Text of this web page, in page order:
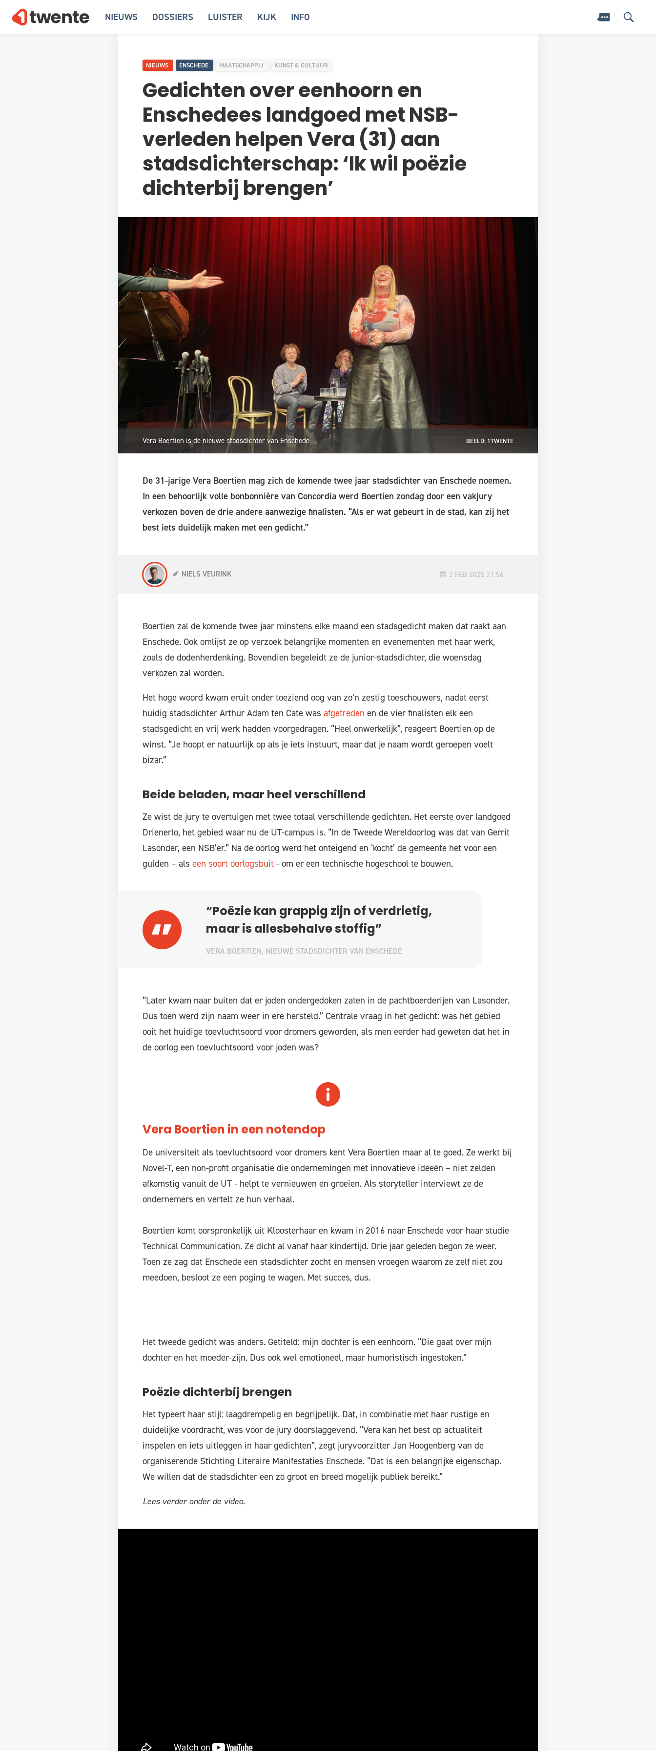
NIEUWS DOSSIERS LUISTER KIJK INFO
NIEUWS ENSCHEDE MAATSCHAPPIJ KUNST & CULTUUR
Gedichten over eenhoorn en
Enschedees landgoed met NSB-
verleden helpen Vera (31) aan
stadsdichterschap: ‘Ik wil poëzie
dichterbij brengen’
Vera Boertien is de nieuwe stadsdichter van Enschede BEELD: 1TWENTE
De 31-jarige Vera Boertien mag zich de komende twee jaar stadsdichter van Enschede noemen.
In een behoorlijk volle bonbonnière van Concordia werd Boertien zondag door een vakjury
verkozen boven de drie andere aanwezige finalisten. “Als er wat gebeurt in de stad, kan zij het
best iets duidelijk maken met een gedicht.”
NIELS VEURINK 2 FEB 2025 21:56
Boertien zal de komende twee jaar minstens elke maand een stadsgedicht maken dat raakt aan
Enschede. Ook omlijst ze op verzoek belangrijke momenten en evenementen met haar werk,
zoals de dodenherdenking. Bovendien begeleidt ze de junior-stadsdichter, die woensdag
verkozen zal worden.
Het hoge woord kwam eruit onder toeziend oog van zo’n zestig toeschouwers, nadat eerst
huidig stadsdichter Arthur Adam ten Cate was afgetreden en de vier finalisten elk een
stadsgedicht en vrij werk hadden voorgedragen. “Heel onwerkelijk”, reageert Boertien op de
winst. “Je hoopt er natuurlijk op als je iets instuurt, maar dat je naam wordt geroepen voelt
bizar.”
Beide beladen, maar heel verschillend
Ze wist de jury te overtuigen met twee totaal verschillende gedichten. Het eerste over landgoed
Drienerlo, het gebied waar nu de UT-campus is. “In de Tweede Wereldoorlog was dat van Gerrit
Lasonder, een NSB’er.” Na de oorlog werd het onteigend en ‘kocht’ de gemeente het voor een
gulden – als een soort oorlogsbuit- om er een technische hogeschool te bouwen.
“Poëzie kan grappig zijn of verdrietig,
maar is allesbehalve stoffig”
VERA BOERTIEN, NIEUWE STADSDICHTER VAN ENSCHEDE
“Later kwam naar buiten dat er joden ondergedoken zaten in de pachtboerderijen van Lasonder.
Dus toen werd zijn naam weer in ere hersteld.” Centrale vraag in het gedicht: was het gebied
ooit het huidige toevluchtsoord voor dromers geworden, als men eerder had geweten dat het in
de oorlog een toevluchtsoord voor joden was?
Vera Boertien in een notendop
De universiteit als toevluchtsoord voor dromers kent Vera Boertien maar al te goed. Ze werkt bij
Novel-T, een non-profit organisatie die ondernemingen met innovatieve ideeën – niet zelden
afkomstig vanuit de UT - helpt te vernieuwen en groeien. Als storyteller interviewt ze de
ondernemers en vertelt ze hun verhaal.
Boertien komt oorspronkelijk uit Kloosterhaar en kwam in 2016 naar Enschede voor haar studie
Technical Communication. Ze dicht al vanaf haar kindertijd. Drie jaar geleden begon ze weer.
Toen ze zag dat Enschede een stadsdichter zocht en mensen vroegen waarom ze zelf niet zou
meedoen, besloot ze een poging te wagen. Met succes, dus.
Het tweede gedicht was anders. Getiteld: mijn dochter is een eenhoorn. “Die gaat over mijn
dochter en het moeder-zijn. Dus ook wel emotioneel, maar humoristisch ingestoken.”
Poëzie dichterbij brengen
Het typeert haar stijl: laagdrempelig en begrijpelijk. Dat, in combinatie met haar rustige en
duidelijke voordracht, was voor de jury doorslaggevend. “Vera kan het best op actualiteit
inspelen en iets uitleggen in haar gedichten”, zegt juryvoorzitter Jan Hoogenberg van de
organiserende Stichting Literaire Manifestaties Enschede. “Dat is een belangrijke eigenschap.
We willen dat de stadsdichter een zo groot en breed mogelijk publiek bereikt.”
Lees verder onder de video.